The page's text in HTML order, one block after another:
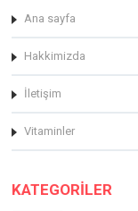
Ana sayfa
Hakkimizda
İletişim
Vitaminler
KATEGORİLER